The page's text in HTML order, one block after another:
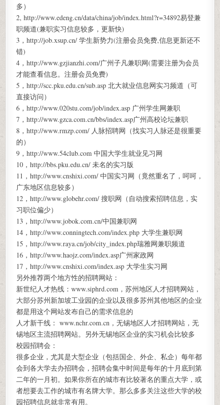
多）
2, http://www.edeng.cn/data/china/job/index.html?r=34892易登兼
职频道(兼职实习信息较多，更新快)
3，http://job.xsup.cn/ 学生新势力(注册会员免费,信息更新还不
错)
4，http://www.gzjianzhi.com/广州子凡兼职网(需要注册为会员
才能查看信息。注册会员免费)
5，http://scc.pku.edu.cn/sub.asp 北大就业信息网实习频道（可
直接访问）
6，http://www.020stu.com/job/index.asp 广州学生网兼职
7，http://www.gzca.com.cn/bbs/index.asp广州高校论坛兼职
8，http://www.rmzp.com/ 人脉招聘网（找实习人脉还是很重要
的）
9，http://www.54club.com 中国大学生就业见习网
10，http://bbs.pku.edu.cn/ 未名的实习版
11，http://www.cnshixi.com/ 中国实习网（竟然重名了，呵呵，
广东地区信息较多）
12，http://www.globehr.com/ 搜职网（自动搜索招聘信息，实
习职位偏少）
13，http://www.jobok.com.cn/中国兼职网
14，http://www.conningtech.com/index.php 大学生兼职网
15，http://www.raya.cn/job/city_index.php瑞雅网兼职频道
16，http://www.haojz.com/index.asp广州家政网
17，http://www.cnshixi.com/index.asp 大学生实习网
另外推荐两个地方性的招聘网站：
新世纪人才热线：www.siphrd.com，苏州地区人才招聘网站，
大部分苏州新加坡工业园的企业以及很多苏州其他地区的企业
都是用这个网站发布自己的需求信息的
人才新干线： www.nchr.com.cn，无锡地区人才招聘网站，无
锡地区主流招聘网站。另外无锡地区企业的实习机会比较多
校园招聘会：
很多企业，尤其是大型企业（包括国企、外企、私企）每年都
会到各大学去办招聘会，招聘会集中时间是每年的十月底到第
二年的一月初。如果你所在的城市有比较著名的重点大学，或
者想要去工作的城市有名牌大学。那么多多关注这些大学的校
园招聘信息就非常有用。